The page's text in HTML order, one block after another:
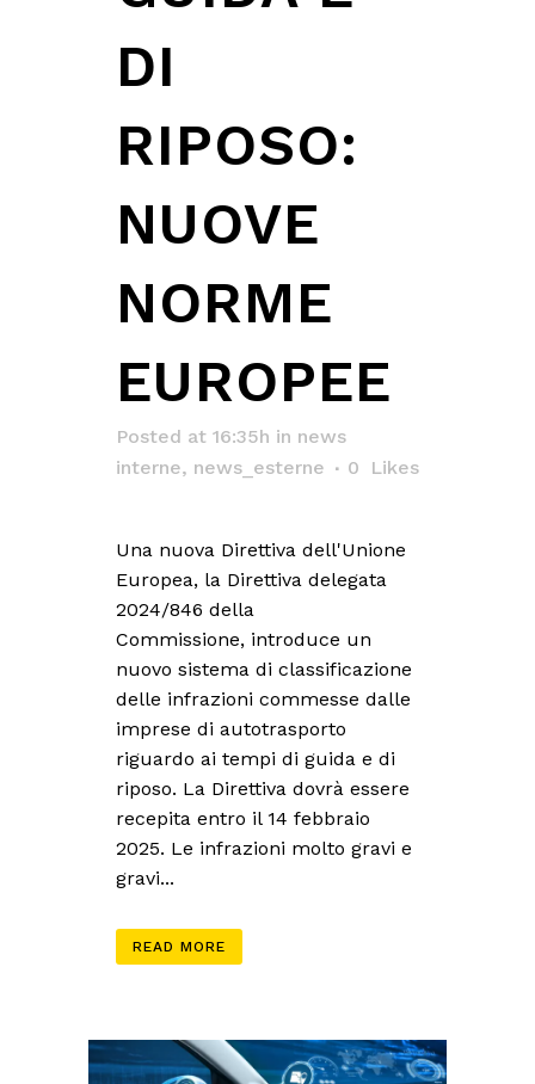
DI
RIPOSO:
NUOVE
NORME
EUROPEE
Posted at 16:35h in news
interne, news_esterne 0 Likes
Una nuova Direttiva dell'Unione
Europea, la Direttiva delegata
2024/846 della
Commissione, introduce un
nuovo sistema di classificazione
delle infrazioni commesse dalle
imprese di autotrasporto
riguardo ai tempi di guida e di
riposo. La Direttiva dovrà essere
recepita entro il 14 febbraio
2025. Le infrazioni molto gravi e
gravi...
READ MORE